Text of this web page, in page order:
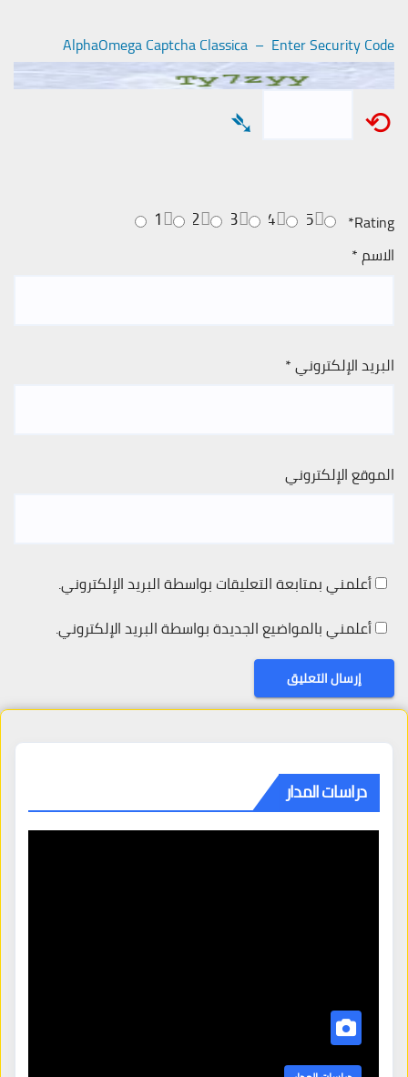
AlphaOmega Captcha Classica – Enter Security Code
⟲
➴
Rating
*
5
4
3
2
1
الاسم*
البريد الإلكتروني*
الموقع الإلكتروني
أعلمني بمتابعة التعليقات بواسطة البريد الإلكتروني.
أعلمني بالمواضيع الجديدة بواسطة البريد الإلكتروني.
دراسات المدار